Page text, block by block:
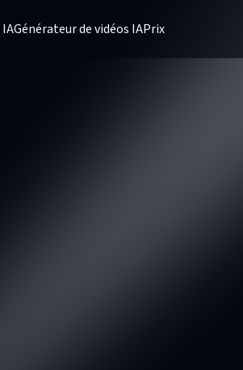
Générateur de vidéos IAPrix